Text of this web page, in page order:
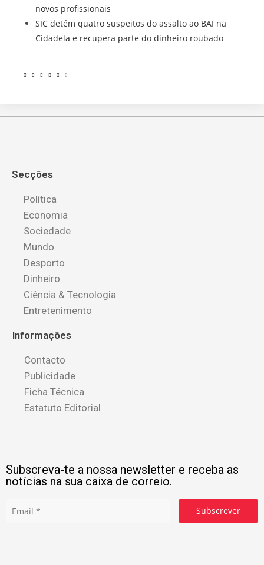
novos profissionais
SIC detém quatro suspeitos do assalto ao BAI na
Cidadela e recupera parte do dinheiro roubado
Secções
Política
Economia
Sociedade
Mundo
Desporto
Dinheiro
Ciência & Tecnologia
Entretenimento
Informações
Contacto
Publicidade
Ficha Técnica
Estatuto Editorial
Subscreva-te a nossa newsletter e receba as
notícias na sua caixa de correio.
Subscrever